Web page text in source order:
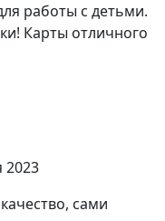
работы с детьми.
Карты отличного
2023
сами